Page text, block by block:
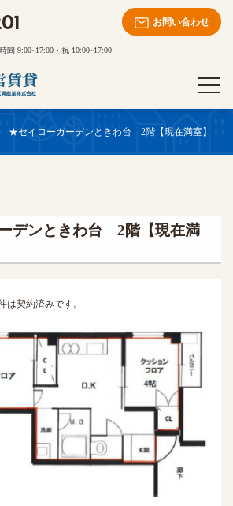
間 9:00~17:00・祝 10:00~17:00
お問い合わせ
★セイコーガーデンときわ台 2階【現在満室】
デンときわ台 2階【現在満
は契約済みです。